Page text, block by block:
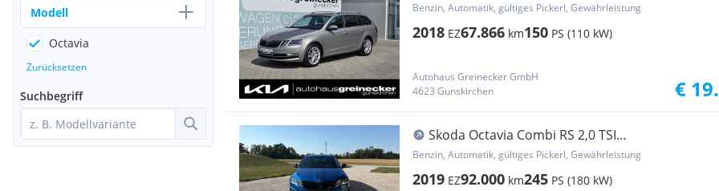
Benzin, Automatik, gültiges Pickerl, Gewährleistung
2018 EZ67.866 km150 PS (110 kW)
Autohaus Greinecker GmbH
4623 Gunskirchen
€
Skoda Octavia Combi RS 2,0 TSI
DSG*Top*PickerlNeu*Amu...
Benzin, Automatik, gültiges Pickerl, Gewährleistung
2019 EZ92.000 km245 PS (180 kW)
Modell
Octavia
Zurücksetzen
Suchbegriff